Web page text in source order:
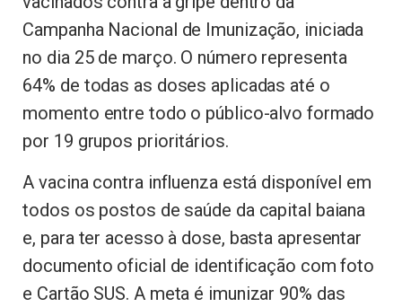
Campanha Nacional de Imunização, iniciada
no dia 25 de março. O número representa
64% de todas as doses aplicadas até o
momento entre todo o público-alvo formado
por 19 grupos prioritários.
A vacina contra influenza está disponível em
todos os postos de saúde da capital baiana
e, para ter acesso à dose, basta apresentar
documento oficial de identificação com foto
e Cartão SUS. A meta é imunizar 90% das